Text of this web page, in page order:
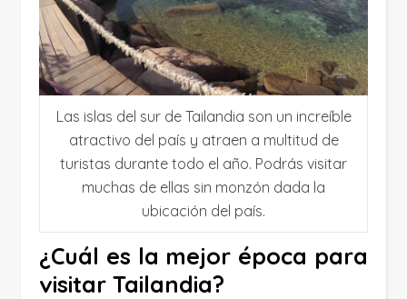
Las islas del sur de Tailandia son un increíble
atractivo del país y atraen a multitud de
turistas durante todo el año. Podrás visitar
muchas de ellas sin monzón dada la
ubicación del país.
¿Cuál es la mejor época para
visitar Tailandia?